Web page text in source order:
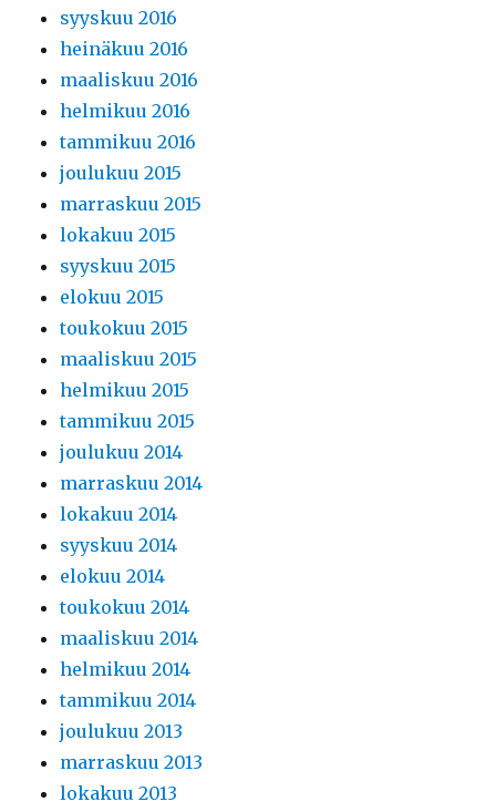
syyskuu 2016
heinäkuu 2016
maaliskuu 2016
helmikuu 2016
tammikuu 2016
joulukuu 2015
marraskuu 2015
lokakuu 2015
syyskuu 2015
elokuu 2015
toukokuu 2015
maaliskuu 2015
helmikuu 2015
tammikuu 2015
joulukuu 2014
marraskuu 2014
lokakuu 2014
syyskuu 2014
elokuu 2014
toukokuu 2014
maaliskuu 2014
helmikuu 2014
tammikuu 2014
joulukuu 2013
marraskuu 2013
lokakuu 2013